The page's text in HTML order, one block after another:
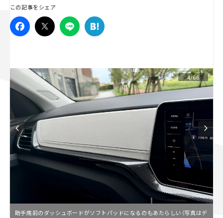
この記事をシェア
4/66
助手席前のダッシュボードがソフトパッドになるのもあたらしい（写真はデ
スズキ ジムニー｜Suzuki Jimny
マツダ｜Mazda
マツダ ロードスター｜Mazda Roadster